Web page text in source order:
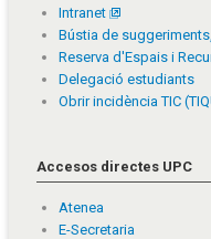
Intranet
Bústia de
Reserva d'Espais i
Delegació estudiants
Obrir incidència TIC
Accesos directes UPC
Atenea
E-Secretaria